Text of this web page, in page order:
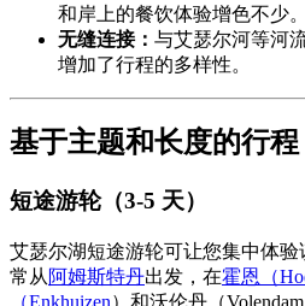
和岸上的餐饮体验增色不少。
无缝连接： 与艾瑟尔河等河
增加了行程的多样性。
基于主题和长度的行程
短途游轮（3-5 天）
艾瑟尔湖短途游轮可让您集中体
常从 阿姆斯特丹出发，在霍恩（
（Enkhuizen）和沃伦丹（